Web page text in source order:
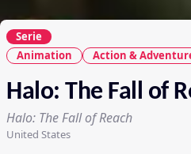
Serie
Animation
Action &
Halo: The Fall of
Halo: The Fall of Reach
United States